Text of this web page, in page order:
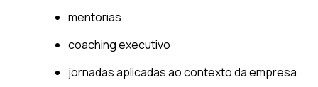
mentorias
coaching executivo
jornadas aplicadas ao contexto da empresa